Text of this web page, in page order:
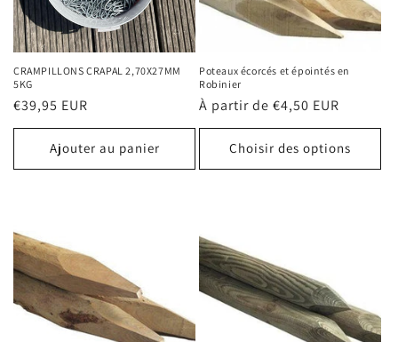
CRAMPILLONS CRAPAL 2,70X27MM
5KG
Prix
habituel
€39,95 EUR
Ajouter au panier
Poteaux écorcés et épointés en
Robinier
Prix
habituel
À partir de €4,50 EUR
Choisir des options